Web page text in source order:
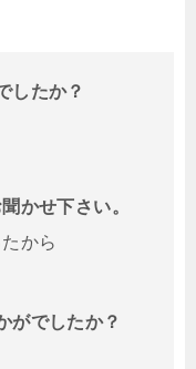
したか？
かせ下さい。
から
がでしたか？